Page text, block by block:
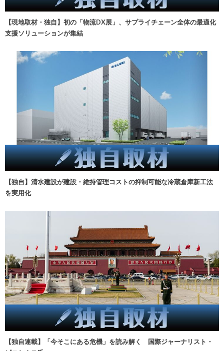
【現地取材・独自】初の「物流DX展」、サプライチェーン全体の最適化
支援ソリューションが集結
【独自】清水建設が建設・維持管理コストの抑制可能な冷蔵倉庫新工法
を実用化
【独自連載】「今そこにある危機」を読み解く 国際ジャーナリスト・